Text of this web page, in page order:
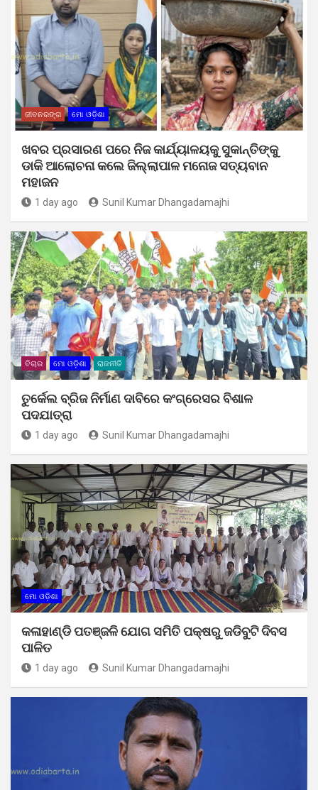
ଜୀବନରଙ୍ଗ ମୋ ଓଡ଼ିଶା
ଖବର ପ୍ରସାରଣ ପରେ ନିଜ କାର୍ଯ୍ୟାଳୟକୁ ସୁକାନ୍ତିଙ୍କୁ
ଡାକି ଆଲୋଚନା କଲେ ଜିଲ୍ଲାପାଳ ମନୋଜ ସତ୍ୟବାନ
ମହାଜନ
1 day ago Sunil Kumar Dhangadamajhi
ବିଚାର ମୋ ଓଡ଼ିଶା ରାଜନୀତି
ତୁର୍କେଲ ବ୍ରିଜ ନିର୍ମାଣ ଦାବିରେ କଂଗ୍ରେସର ବିଶାଳ
ପଦଯାତ୍ରା
1 day ago Sunil Kumar Dhangadamajhi
ମୋ ଓଡ଼ିଶା
କଳାହାଣ୍ଡି ପତଞ୍ଜଳି ଯୋଗ ସମିତି ପକ୍ଷରୁ ଜଡିବୁଟି ଦିବସ
ପାଳିତ
1 day ago Sunil Kumar Dhangadamajhi